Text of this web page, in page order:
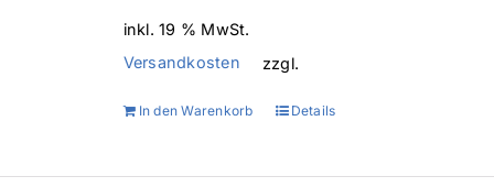
inkl. 19 % MwSt.
zzgl.
Versandkosten
In den Warenkorb Details